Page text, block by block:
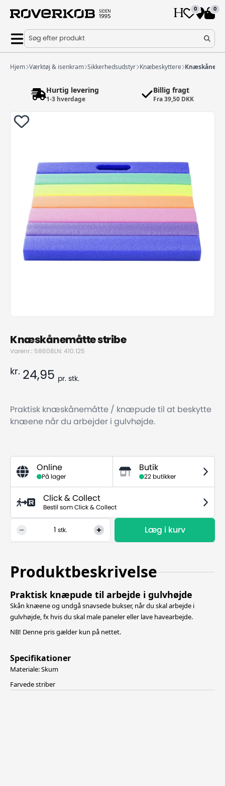
0 0
Søg efter produkt
Hjem Værktøj & isenkram Sikkerhedsudstyr Knæbeskyttere
Hurtig levering
1-3 hverdage
Billig fragt
Fra 39,50 DKK
Knæskånemåtte stribe
Varenr.: 58608LN: 410.125
kr. 24,95 pr. stk.
Praktisk knæskånemåtte / knæpude til at beskytte
knæene når du arbejder i gulvhøjde.
Online
På lager
Butik
22 butikker
Click & Collect
Bestil som Click & Collect
stk. Læg i kurv
Produktbeskrivelse
Praktisk knæpude til arbejde i gulvhøjde
Skån knæene og undgå snavsede bukser, når du skal arbejde i
gulvhøjde, fx hvis du skal male paneler eller lave havearbejde.
NB! Denne pris gælder kun på nettet.
Specifikationer
Materiale: Skum
Farvede striber